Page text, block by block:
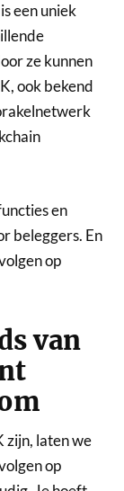
een uniek
ze kunnen
ook bekend
en
beleggers. En
op
van
zijn, laten we
op